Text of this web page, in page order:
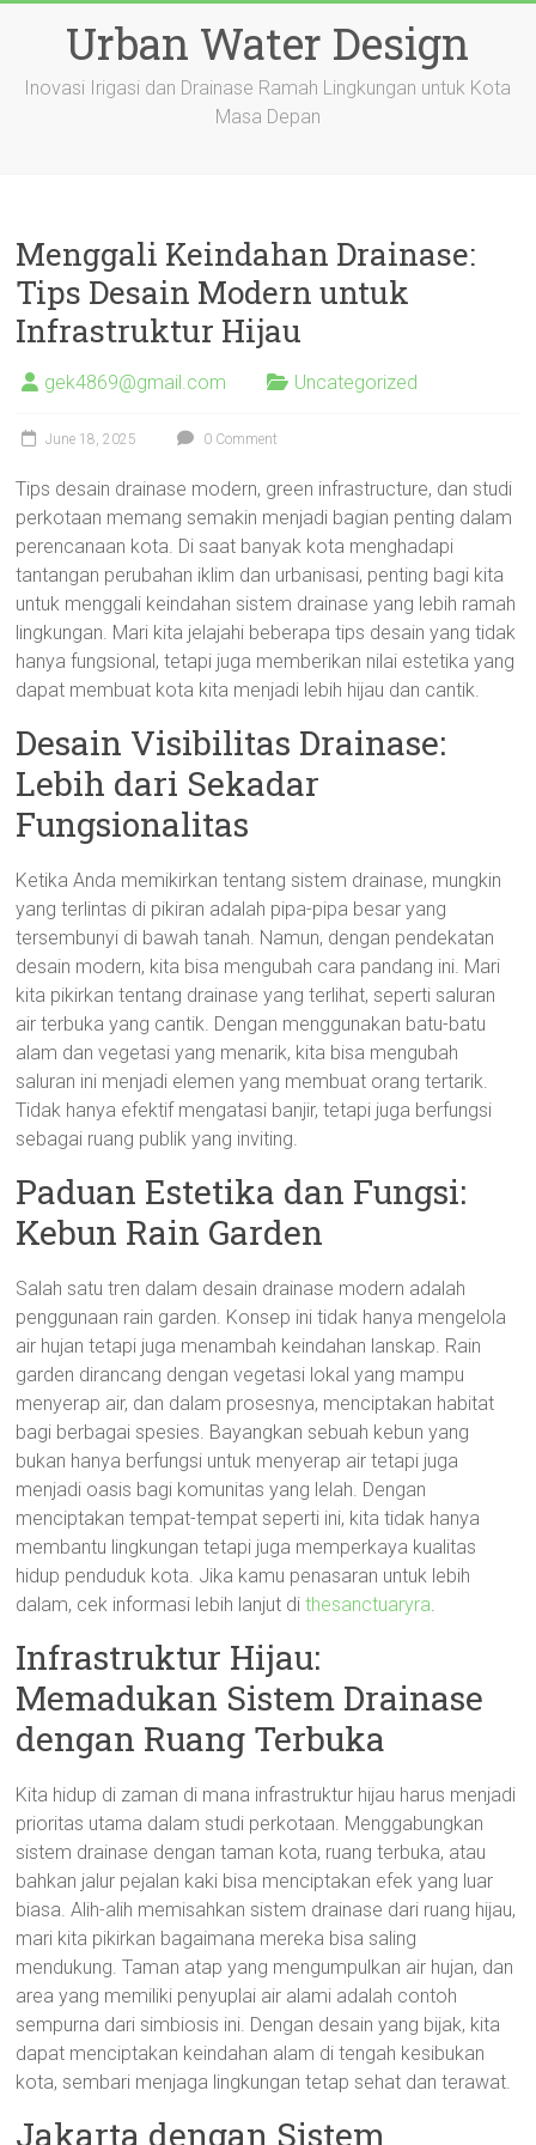
Urban Water Design
Inovasi Irigasi dan Drainase Ramah Lingkungan untuk Kota
Masa Depan
Menggali Keindahan Drainase:
Tips Desain Modern untuk
Infrastruktur Hijau
gek4869@gmail.com Uncategorized
June 18, 2025 0 Comment
Tips desain drainase modern, green infrastructure, dan studi
perkotaan memang semakin menjadi bagian penting dalam
perencanaan kota. Di saat banyak kota menghadapi
tantangan perubahan iklim dan urbanisasi, penting bagi kita
untuk menggali keindahan sistem drainase yang lebih ramah
lingkungan. Mari kita jelajahi beberapa tips desain yang tidak
hanya fungsional, tetapi juga memberikan nilai estetika yang
dapat membuat kota kita menjadi lebih hijau dan cantik.
Desain Visibilitas Drainase:
Lebih dari Sekadar
Fungsionalitas
Ketika Anda memikirkan tentang sistem drainase, mungkin
yang terlintas di pikiran adalah pipa-pipa besar yang
tersembunyi di bawah tanah. Namun, dengan pendekatan
desain modern, kita bisa mengubah cara pandang ini. Mari
kita pikirkan tentang drainase yang terlihat, seperti saluran
air terbuka yang cantik. Dengan menggunakan batu-batu
alam dan vegetasi yang menarik, kita bisa mengubah
saluran ini menjadi elemen yang membuat orang tertarik.
Tidak hanya efektif mengatasi banjir, tetapi juga berfungsi
sebagai ruang publik yang inviting.
Paduan Estetika dan Fungsi:
Kebun Rain Garden
Salah satu tren dalam desain drainase modern adalah
penggunaan rain garden. Konsep ini tidak hanya mengelola
air hujan tetapi juga menambah keindahan lanskap. Rain
garden dirancang dengan vegetasi lokal yang mampu
menyerap air, dan dalam prosesnya, menciptakan habitat
bagi berbagai spesies. Bayangkan sebuah kebun yang
bukan hanya berfungsi untuk menyerap air tetapi juga
menjadi oasis bagi komunitas yang lelah. Dengan
menciptakan tempat-tempat seperti ini, kita tidak hanya
membantu lingkungan tetapi juga memperkaya kualitas
hidup penduduk kota. Jika kamu penasaran untuk lebih
dalam, cek informasi lebih lanjut dithesanctuaryra.
Infrastruktur Hijau:
Memadukan Sistem Drainase
dengan Ruang Terbuka
Kita hidup di zaman di mana infrastruktur hijau harus menjadi
prioritas utama dalam studi perkotaan. Menggabungkan
sistem drainase dengan taman kota, ruang terbuka, atau
bahkan jalur pejalan kaki bisa menciptakan efek yang luar
biasa. Alih-alih memisahkan sistem drainase dari ruang hijau,
mari kita pikirkan bagaimana mereka bisa saling
mendukung. Taman atap yang mengumpulkan air hujan, dan
area yang memiliki penyuplai air alami adalah contoh
sempurna dari simbiosis ini. Dengan desain yang bijak, kita
dapat menciptakan keindahan alam di tengah kesibukan
kota, sembari menjaga lingkungan tetap sehat dan terawat.
Jakarta dengan Sistem